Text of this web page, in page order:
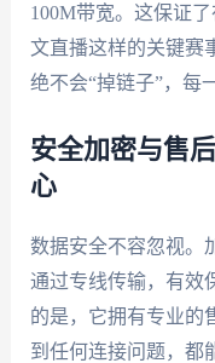
100M带宽。这保证
文直播这样的关键赛
绝不会“掉链子”，每
安全加密与售
心
数据安全不容忽视。
通过专线传输，有效
的是，它拥有专业的
到任何连接问题，都